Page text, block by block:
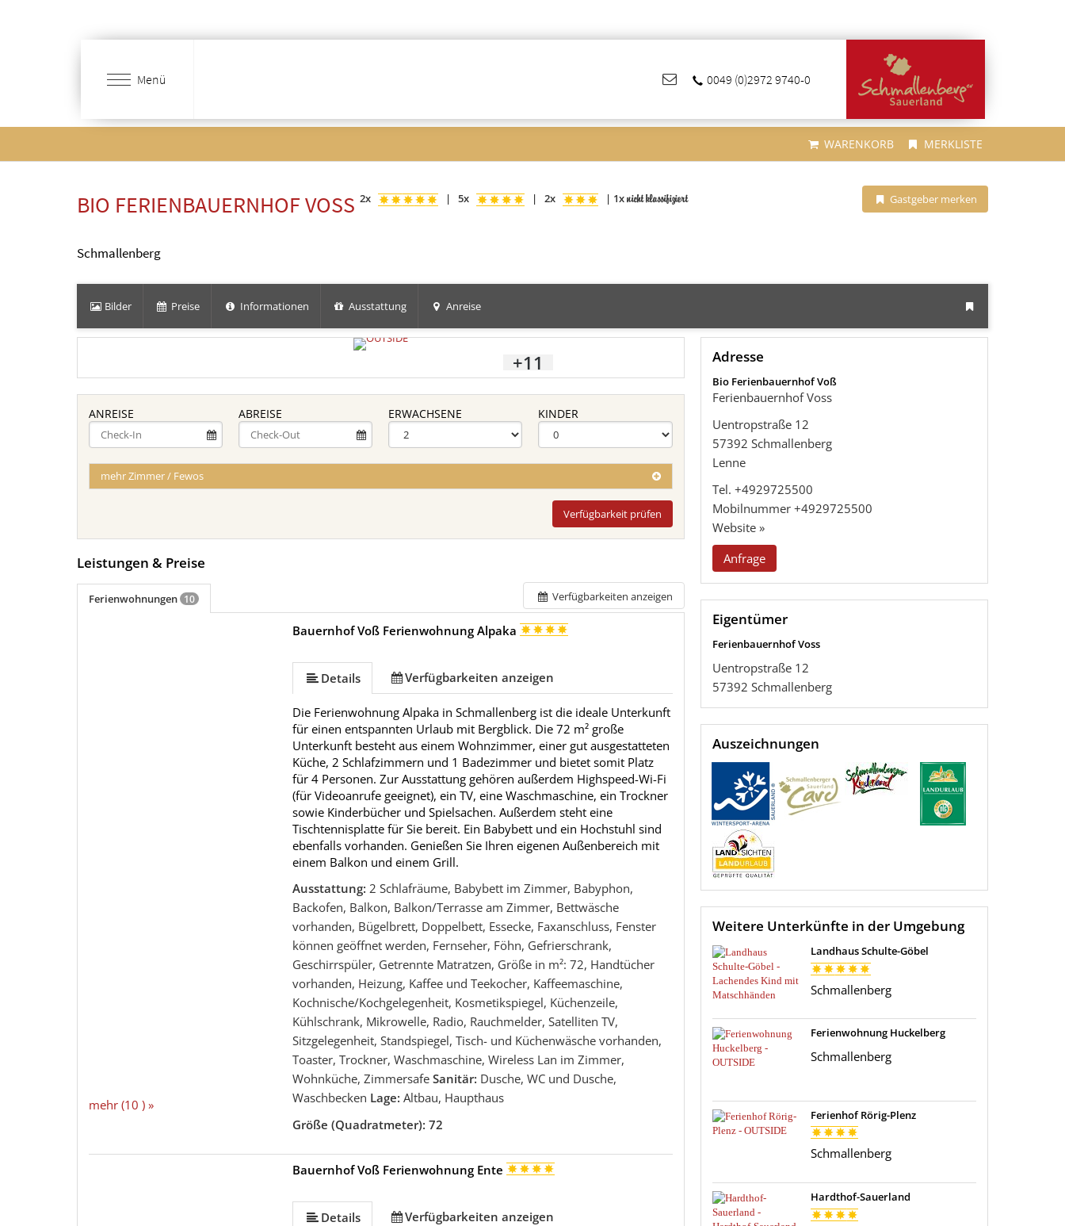
Menü 0049 (0)2972 9740-0
WARENKORB MERKLISTE
BIO FERIENBAUERNHOF VOSS 2x | 5x | 2x | 1xnicht klassifiziert Gastgeber merken
Schmallenberg
Bilder Preise Informationen Ausstattung Anreise
+11
ANREISE ABREISE ERWACHSENE KINDER
mehr Zimmer / Fewos
Verfügbarkeit prüfen
Verfügbarkeiten anzeigen
Leistungen & Preise
Ferienwohnungen 10
mehr (10 ) »
Bauernhof Voß Ferienwohnung Alpaka
Details Verfügbarkeiten anzeigen
Die Ferienwohnung Alpaka in Schmallenberg ist die ideale Unterkunft
für einen entspannten Urlaub mit Bergblick. Die 72 m² große
Unterkunft besteht aus einem Wohnzimmer, einer gut ausgestatteten
Küche, 2 Schlafzimmern und 1 Badezimmer und bietet somit Platz
für 4 Personen. Zur Ausstattung gehören außerdem Highspeed-Wi-Fi
(für Videoanrufe geeignet), ein TV, eine Waschmaschine, ein Trockner
sowie Kinderbücher und Spielsachen. Außerdem steht eine
Tischtennisplatte für Sie bereit. Ein Babybett und ein Hochstuhl sind
ebenfalls vorhanden. Genießen Sie Ihren eigenen Außenbereich mit
einem Balkon und einem Grill.
Ausstattung: 2 Schlafräume, Babybett im Zimmer, Babyphon,
Backofen, Balkon, Balkon/Terrasse am Zimmer, Bettwäsche
vorhanden, Bügelbrett, Doppelbett, Essecke, Faxanschluss, Fenster
können geöffnet werden, Fernseher, Föhn, Gefrierschrank,
Geschirrspüler, Getrennte Matratzen, Größe in m²: 72, Handtücher
vorhanden, Heizung, Kaffee und Teekocher, Kaffeemaschine,
Kochnische/Kochgelegenheit, Kosmetikspiegel, Küchenzeile,
Kühlschrank, Mikrowelle, Radio, Rauchmelder, Satelliten TV,
Sitzgelegenheit, Standspiegel, Tisch- und Küchenwäsche vorhanden,
Toaster, Trockner, Waschmaschine, Wireless Lan im Zimmer,
Wohnküche, Zimmersafe Sanitär: Dusche, WC und Dusche,
Waschbecken Lage:Altbau, Haupthaus
Größe (Quadratmeter): 72
Bauernhof Voß Ferienwohnung Ente
Details Verfügbarkeiten anzeigen
Adresse
Bio Ferienbauernhof Voß
Ferienbauernhof Voss
Uentropstraße 12
57392 Schmallenberg
Lenne
Tel. +4929725500
Mobilnummer +4929725500
Website »
Anfrage
Eigentümer
Ferienbauernhof Voss
Uentropstraße 12
57392 Schmallenberg
Auszeichnungen
Weitere Unterkünfte in der Umgebung
Landhaus Schulte-Göbel
Schmallenberg
Ferienwohnung Huckelberg
Schmallenberg
Ferienhof Rörig-Plenz
Schmallenberg
Hardthof-Sauerland